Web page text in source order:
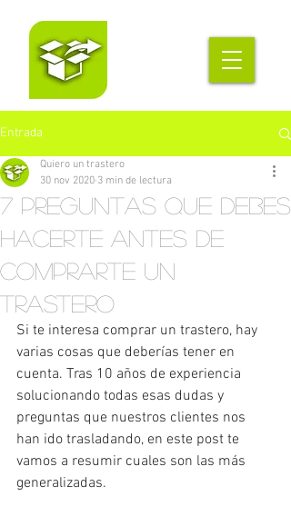
Entrada
7 preguntas que debes
hacerte antes de
comprarte un
trastero
Quiero un trastero
30 nov 2020 3 min de lectura
Si te interesa comprar un trastero, hay
varias cosas que deberías tener en
cuenta. Tras 10 años de experiencia
solucionando todas esas dudas y
preguntas que nuestros clientes nos
han ido trasladando, en este post te
vamos a resumir cuales son las más
generalizadas.